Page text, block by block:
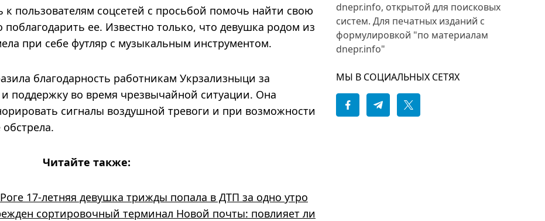
пользователям соцсетей с просьбой помочь найти свою
ее. Известно только, что девушка родом из
при себе футляр с музыкальным инструментом.
благодарность работникам Укрзализныци за
поддержку во время чрезвычайной ситуации. Она
сигналы воздушной тревоги и при возможности
Читайте также:
17-летняя девушка трижды попала в ДТП за одно утро
сортировочный терминал Новой почты: повлияет ли
dnepr.info, открытой для поисковых
систем. Для печатных изданий с
формулировкой "по материалам
dnepr.info"
МЫ В СОЦИАЛЬНЫХ СЕТЯХ